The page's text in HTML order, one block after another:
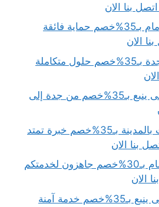
بنا الان
مستودعات الاثاث الدمام بـ35%خصم حماية فائقة
الان
نقل عفش من مكة لجدة بـ35%خصم حلول متكاملة
نقل عفش من جدة الى ينبع بـ35%خصم من جدة إلى
افضل شركة نقل اثاث بالمدينة بـ35%خصم خبرة تمتد
بنا الان
دينات نقل عفش الدمام بـ30%خصم جاهزون لخدمتكم
الان
نقل عفش من مكة الى ينبع بـ35%خصم خدمة آمنة